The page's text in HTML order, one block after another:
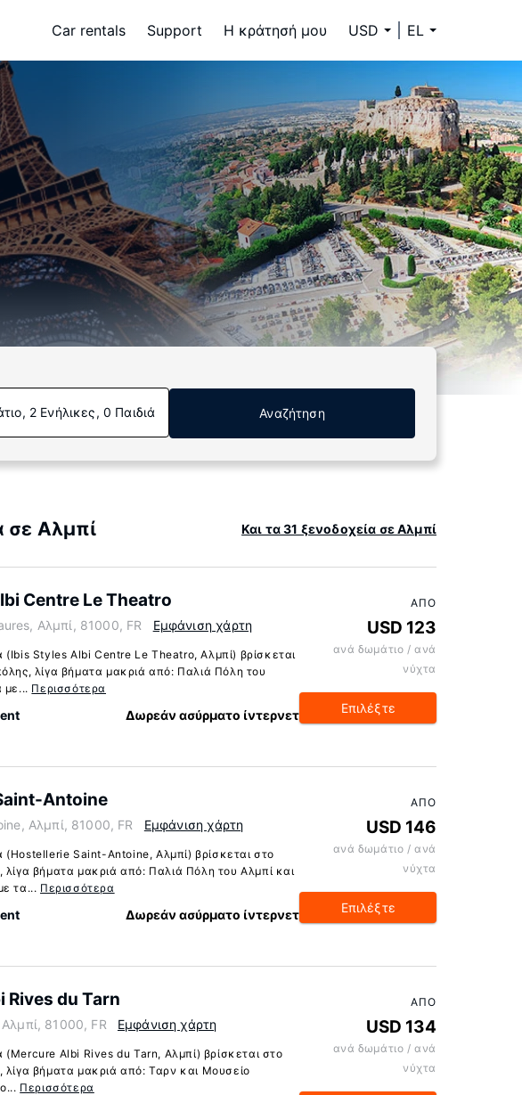
Car rentals Support Η κράτησή μου USD EL
2 Ενήλικες, 0 Παιδιά Αναζήτηση
σε Αλμπί Και τα 31 ξενοδοχεία σε Αλμπί
Centre Le Theatro
Αλμπί, 81000, FR Εμφάνιση χάρτη
Styles Albi Centre Le Theatro, Αλμπί) βρίσκεται
λίγα βήματα μακριά από: Παλιά Πόλη του
με... Περισσότερα
Δωρεάν ασύρματο ίντερνετ
ΑΠΌ
USD 123
ανά δωμάτιο / ανά
νύχτα
Επιλέξτε
Antoine
Αλμπί, 81000, FR Εμφάνιση χάρτη
(Hostellerie Saint-Antoine, Αλμπί) βρίσκεται στο
λίγα βήματα μακριά από: Παλιά Πόλη του Αλμπί και
τα... Περισσότερα
Δωρεάν ασύρματο ίντερνετ
ΑΠΌ
USD 146
ανά δωμάτιο / ανά
νύχτα
Επιλέξτε
Rives du Tarn
81000, FR Εμφάνιση χάρτη
Albi Rives du Tarn, Αλμπί) βρίσκεται στο
λίγα βήματα μακριά από: Ταρν και Μουσείο
Περισσότερα
ΑΠΌ
USD 134
ανά δωμάτιο / ανά
νύχτα